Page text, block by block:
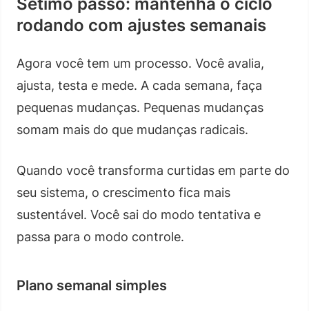
rodando com ajustes semanais
Agora você tem um processo. Você avalia,
ajusta, testa e mede. A cada semana, faça
pequenas mudanças. Pequenas mudanças
somam mais do que mudanças radicais.
Quando você transforma curtidas em parte do
seu sistema, o crescimento fica mais
sustentável. Você sai do modo tentativa e
passa para o modo controle.
Plano semanal simples